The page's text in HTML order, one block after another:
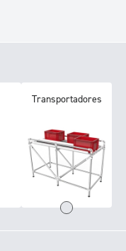
Transportadores